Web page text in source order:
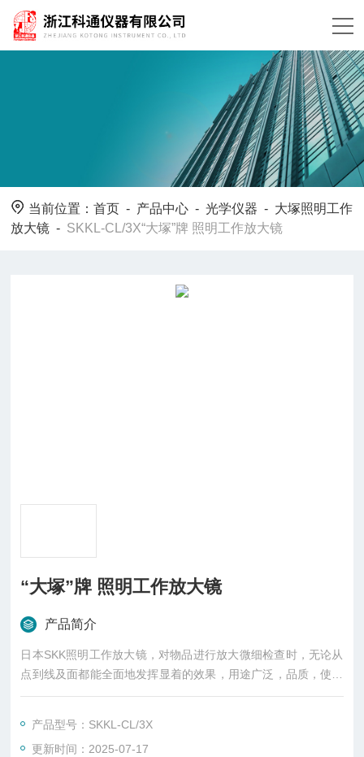
当前位置：首页 - 产品中心 -光学仪器 - 大塚照明工作
放大镜 - SKKL-CL/3X“大塚”牌 照明工作放大镜
“大塚”牌 照明工作放大镜
产品简介
日本SKK照明工作放大镜，对物品进行放大微细检查时，无论从
点到线及面都能全面地发挥显着的效果，用途广泛，品质，使用
方便，价格合理，深受欢迎。
产品型号：SKKL-CL/3X
更新时间：2025-07-17